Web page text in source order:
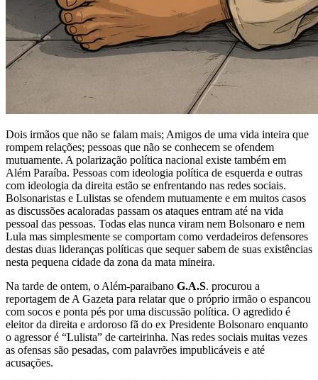
Dois irmãos que não se falam mais; Amigos de uma vida inteira que
rompem relações; pessoas que não se conhecem se ofendem
mutuamente. A polarização política nacional existe também em
Além Paraíba. Pessoas com ideologia política de esquerda e outras
com ideologia da direita estão se enfrentando nas redes sociais.
Bolsonaristas e Lulistas se ofendem mutuamente e em muitos casos
as discussões acaloradas passam os ataques entram até na vida
pessoal das pessoas. Todas elas nunca viram nem Bolsonaro e nem
Lula mas simplesmente se comportam como verdadeiros defensores
destas duas lideranças políticas que sequer sabem de suas existências
nesta pequena cidade da zona da mata mineira.
Na tarde de ontem, o Além-paraibano G.A.S. procurou a
reportagem de A Gazeta para relatar que o próprio irmão o espancou
com socos e ponta pés por uma discussão política. O agredido é
eleitor da direita e ardoroso fã do ex Presidente Bolsonaro enquanto
o agressor é “Lulista” de carteirinha. Nas redes sociais muitas vezes
as ofensas são pesadas, com palavrões impublicáveis e até
acusações.